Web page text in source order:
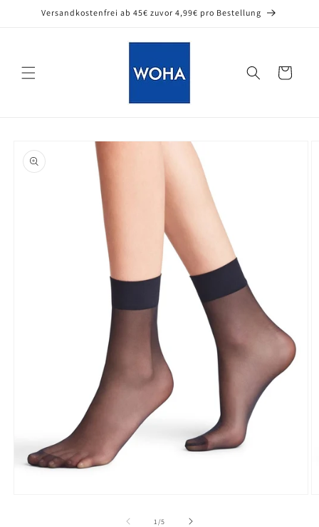
Versandkostenfrei ab 45€ zuvor 4,99€ pro Bestellung
Warenkorb
1/von
5